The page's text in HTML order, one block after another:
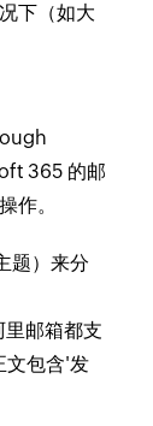
下（如大
365 的邮
作。
题）来分
邮箱都支
文包含'发